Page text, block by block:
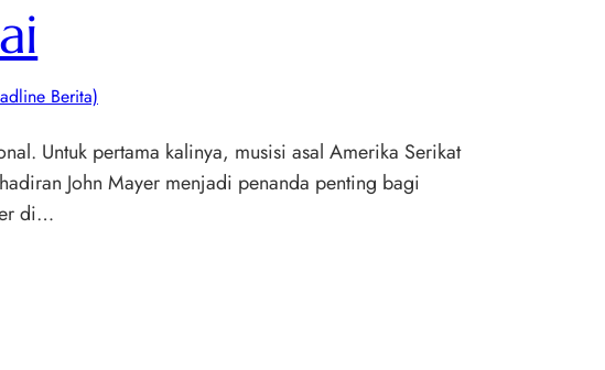
Berita)
Untuk pertama kalinya, musisi asal Amerika Serikat
John Mayer menjadi penanda penting bagi
di…